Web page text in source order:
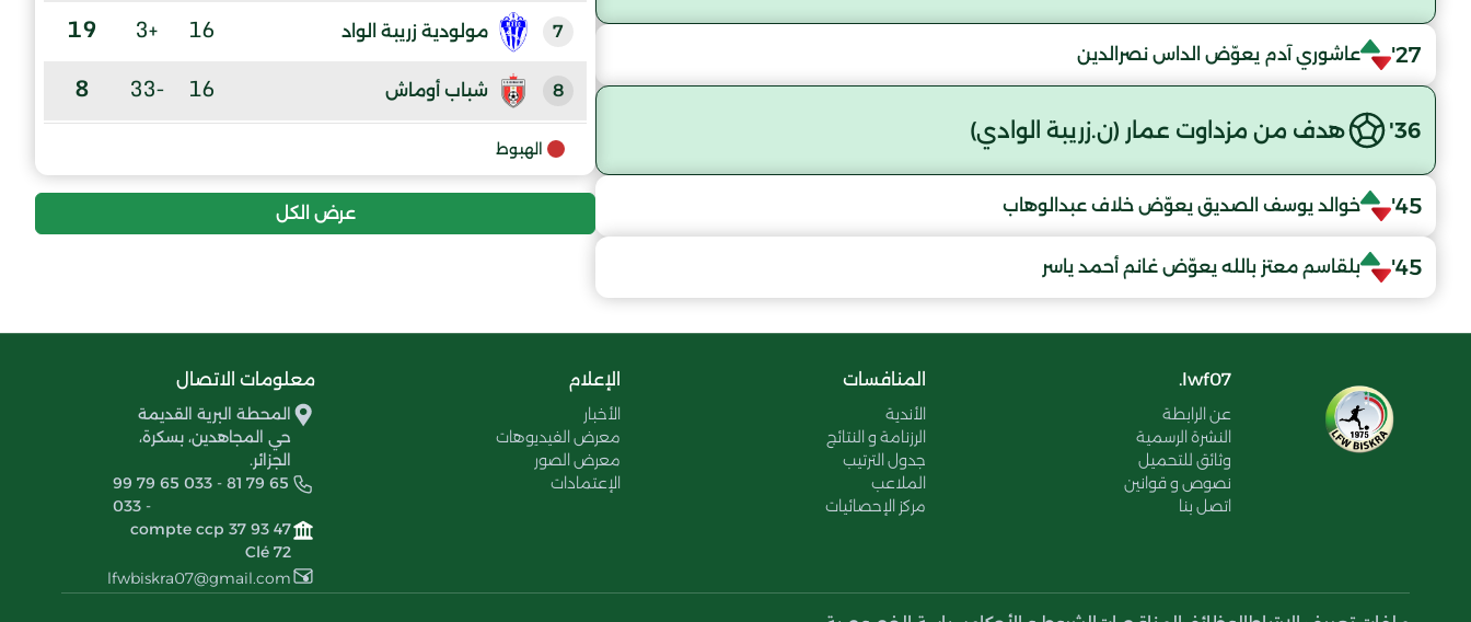
27' عاشوري آدم يعوّض الداس نصرالدين
36' هدف من مزداوت عمار (ن.زريبة الوادي)
45' خوالد يوسف الصديق يعوّض خلاف عبدالوهاب
45' بلقاسم معتز بالله يعوّض غانم أحمد ياسر
7 مولودية زريبة الواد 16
+3
19
8 شباب أوماش 16
-33
8
9 الهبوط
عرض الكل
lwf07.
عن الرابطة
النشرة الرسمية
وثائق للتحميل
نصوص و قوانين
اتصل بنا
المنافسات
الأندية
الرزنامة و النتائج
جدول الترتيب
الملاعب
مركز الإحصائيات
الإعلام
الأخبار
معرض الفيديوهات
معرض الصور
الإعتمادات
معلومات الاتصال
المحطة البرية القديمة
حي المجاهدين، بسكرة،
الجزائر.
99 79 65 033 - 81 79 65
033 -
compte ccp 37 93 47
Clé 72
lfwbiskra07@gmail.com